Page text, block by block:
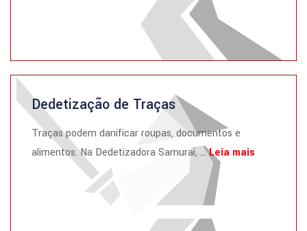
Dedetização de Traças
Traças podem danificar roupas, documentos e
alimentos. Na Dedetizadora Samurai, ...Leia mais